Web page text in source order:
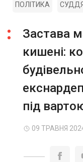
ПОЛІТИКА
СУДДЯ
Застава
кишені:
під
09 ТРАВНЯ